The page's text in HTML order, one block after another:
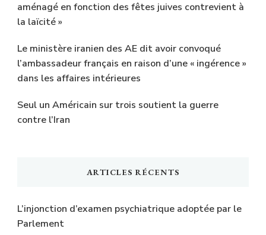
aménagé en fonction des fêtes juives contrevient à
la laïcité »
Le ministère iranien des AE dit avoir convoqué
l’ambassadeur français en raison d’une « ingérence »
dans les affaires intérieures
Seul un Américain sur trois soutient la guerre
contre l’Iran
ARTICLES RÉCENTS
L’injonction d’examen psychiatrique adoptée par le
Parlement